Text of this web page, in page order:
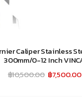
Caliper Stainless
300mm/0-12 Inch
฿10,500.00 Original
price
฿7,500.00